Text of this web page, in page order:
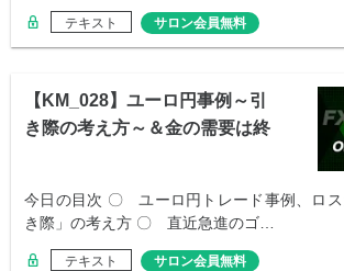
テキスト サロン会員無料
【KM_028】ユーロ円事例～引
き際の考え方～＆金の需要は終
今日の目次 〇 ユーロ円トレード事例、ロス
き際」の考え方 〇 直近急進のゴ…
テキスト サロン会員無料